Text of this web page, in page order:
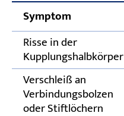
Symptom
Risse in der
Kupplungshalbkörper
Verschleiß an
Verbindungsbolzen
oder Stiftlöchern